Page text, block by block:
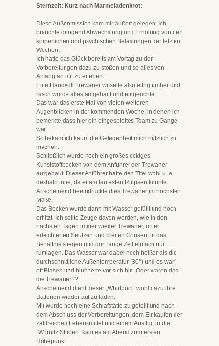
Sternzeit: Kurz nach Marmeladenbrot:
Diese Außenmission kam mir äußert gelegen: Ich
brauchte dringend Abwechslung und Erholung von den
körperlichen und psychischen Belastungen der letzten
Wochen.
Ich hatte das Glück bereits am Vortag zu den
Vorbereitungen dazu zu stoßen und so alles von
Anfang an mit zu erleben.
Eine Handvoll Trewaner wuselte also eifrig umher und
rasch wurde alles aufgebaut und eingerichtet.
Das war das erste Mal von vielen weiteren
Augenblicken in der kommenden Woche, in denen ich
bemerkte dass hier ein eingespieltes Team zu Gange
war.
So bekam ich kaum die Gelegenheit mich nützlich zu
machen.
Schließlich wurde noch ein großes eckiges
Kunststoffbecken von dem Anführer der Trewaner
aufgebaut. Dieser Anführer hatte den Titel wohl u. a.
deshalb inne, da er am lautesten Rülpsen konnte.
Anscheinend beeindruckte dies Trewaner im höchsten
Maße.
Das Becken wurde dann mit Wasser gefüllt und hoch
erhitzt. Ich sollte Zeuge davon werden, wie in den
nächsten Tagen immer wieder Trewaner, unter
erleichterten Seufzen und breiten Grinsen, in das
Behältnis stiegen und dort lange Zeit einfach nur
rumlagen. Das Wasser war dabei noch heißer als die
durchschnittliche Außentemperatur (30°) und es warf
oft Blasen und blubberte vor sich hin. Oder waren das
die Trewaner??
Anscheinend dient dieser „Whirlpool“ wohl dazu ihre
Batterien wieder auf zu laden.
Mir wurde noch eine Schlafstätte zu geteilt und nach
dem Abschluss der Vorbereitungen, dem Einkaufen der
zahlreichen Lebensmittel und einem Ausflug in die
„Wörnitz Stuben“ kam es am Abend zum ersten
Höhepunkt: